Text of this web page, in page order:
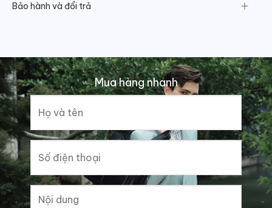
Bảo hành và đổi trả
Mua hàng nhanh